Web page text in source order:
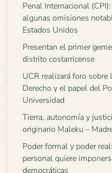
Penal Internacional
algunas omisiones
Estados Unidos
Presentan el primer
distrito costarricense
UCR realizará foro
Derecho y el papel del
Universidad
Tierra, autonomía y
originario Maleku –
Poder formal y poder
personal quiere
democráticas